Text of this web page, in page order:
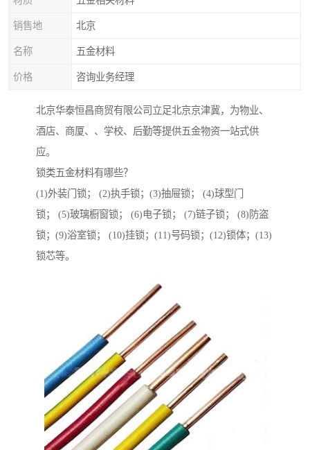
销售地 北京
名称 五金材料
价格 咨询业务经理
北京华泰恒昌商贸有限公司立足北京京津冀，为物业、
酒店、商厦、、学校、后勤等提供五金物资一站式供
应。
锁类五金材料有哪些？
(1)外装门锁； (2)执手锁；(3)抽屉锁； (4)球型门
锁； (5)玻璃橱窗锁； (6)电子锁； (7)链子锁； (8)防盗
锁；(9)浴室锁； (10)挂锁；(11)号码锁；(12)锁体；(13)
锁芯等。